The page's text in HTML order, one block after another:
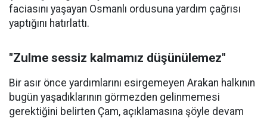
faciasını yaşayan Osmanlı ordusuna yardım çağrısı
yaptığını hatırlattı.
"Zulme sessiz kalmamız düşünülemez"
Bir asır önce yardımlarını esirgemeyen Arakan halkının
bugün yaşadıklarının görmezden gelinmemesi
gerektiğini belirten Çam, açıklamasına şöyle devam